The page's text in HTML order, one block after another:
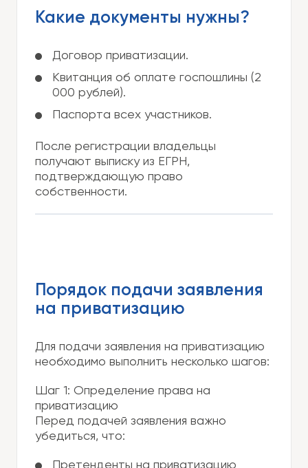
Какие документы нужны?
Договор приватизации.
Квитанция об оплате госпошлины (2
000 рублей).
Паспорта всех участников.
После регистрации владельцы
получают выписку из ЕГРН,
подтверждающую право
собственности.
Порядок подачи заявления
на приватизацию
Для подачи заявления на приватизацию
необходимо выполнить несколько шагов:
Шаг 1: Определение права на
приватизацию
Перед подачей заявления важно
убедиться, что:
Претенденты на приватизацию